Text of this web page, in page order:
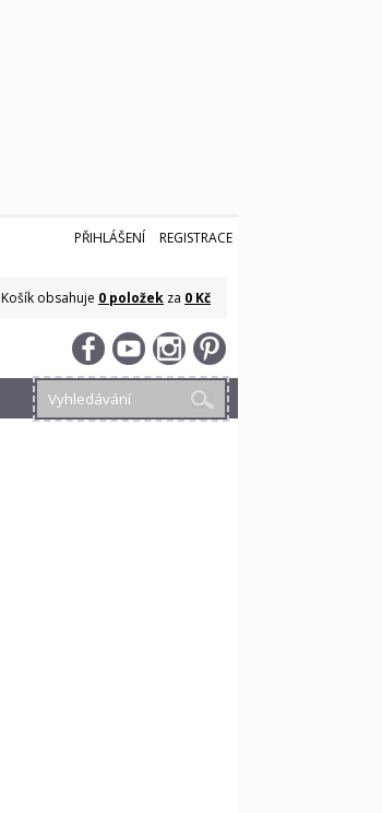
PŘIHLÁŠENÍ REGISTRACE
Košík obsahuje 0 položek za 0 Kč